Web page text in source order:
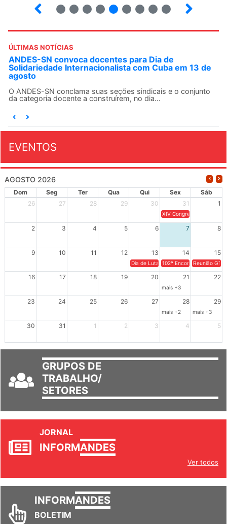
ÚLTIMAS NOTÍCIAS
ANDES-SN convoca docentes para Dia de
Solidariedade Internacionalista com Cuba em 13 de
agosto
O ANDES-SN conclama suas seções sindicais e o conjunto
da categoria docente a construírem, no dia...
EVENTOS
AGOSTO 2026
Dom Seg Ter Qua Qui Sex
Sáb
26
27 28 29 30 31 1
XIV Congresso Brasileiro
2 3 4 5 6 7 8
9 10 11 12 13 14 15
Dia de Luta em Defesa de Cuba e da
102º Encontro da
Reunião
16 17 18 19 20 21 22
mais +3
23 24 25 26 27 28 29
mais +2 mais +3
30 31 1 2 3 4 5
GRUPOS DE
TRABALHO/
SETORES
JORNAL
INFORMANDES
Ver todos
INFORMANDES
BOLETIM